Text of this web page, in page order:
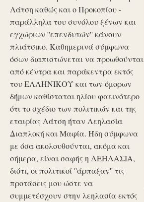
Λάτση καθώς και ο Προκοπίου -
παράλληλα του συνόλου ξένων και
εγχώριων ''επενδυτών'' κάνουν
πλιάτσικο. Καθημερινά σύμφωνα
όσων διαπιστώνεται να προωθούνται
από κέντρα και παράκεντρα εκτός
του ΕΛΛΗΝΙΚΟΥ και των όμορων
δήμων καθίσταται ηλίου φαεινότερο
ότι το σχέδιο των πολιτικών και της
εταιρίας Λάτση ήταν Λεηλασία
Διαπλοκή και Μαφία. Ήδη σύμφωνα
με όσα ακολουθούνται, ακόμα και
σήμερα, είναι σαφής η ΛΕΗΛΑΣΙΑ,
διότι, οι πολιτικοί ''άρπαξαν'' τις
προτάσεις μου ώστε να
συμμετέσχουν στην λεηλασία εκτός